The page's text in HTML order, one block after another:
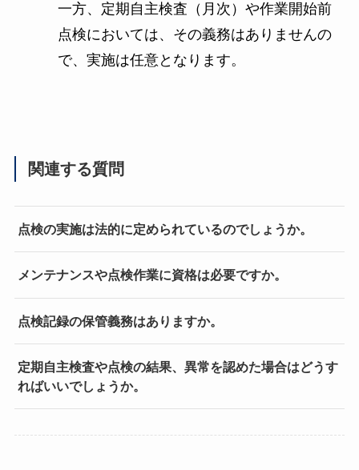
一方、定期自主検査（月次）や作業開始前
点検においては、その義務はありませんの
で、実施は任意となります。
関連する質問
点検の実施は法的に定められているのでしょうか。
メンテナンスや点検作業に資格は必要ですか。
点検記録の保管義務はありますか。
定期自主検査や点検の結果、異常を認めた場合はどうす
ればいいでしょうか。